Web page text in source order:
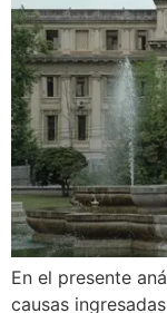
En el presente
causas